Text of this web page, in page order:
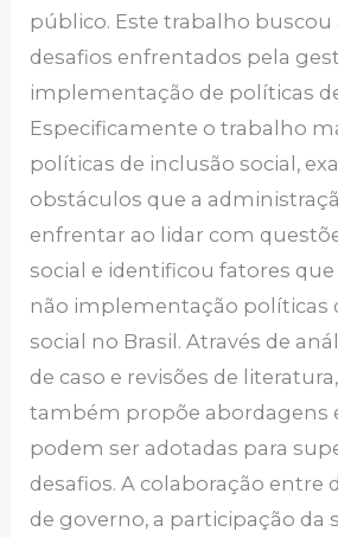
público. Este trabalho buscou
desafios enfrentados pela
implementação de políticas
Especificamente o trabalho
políticas de inclusão social,
obstáculos que a
enfrentar ao lidar com
social e identificou fatores
não implementação políticas
social no Brasil. Através de
de caso e revisões de
também propõe abordagens
podem ser adotadas para
desafios. A colaboração entre
de governo, a participação da